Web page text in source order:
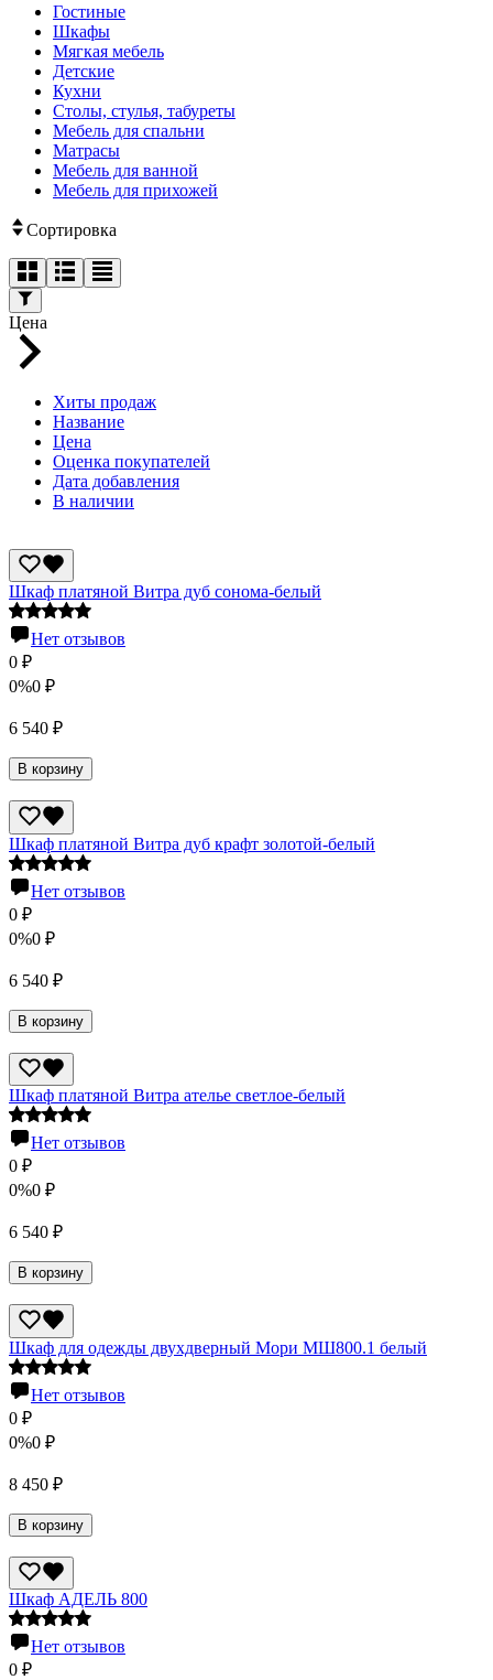
Гостиные
Шкафы
Мягкая мебель
Детские
Кухни
Столы, стулья, табуреты
Мебель для спальни
Матрасы
Мебель для ванной
Мебель для прихожей
Сортировка
Цена
Хиты продаж
Название
Цена
Оценка покупателей
Дата добавления
В наличии
Шкаф платяной Витра дуб сонома-белый
Нет отзывов
0 ₽
0%0 ₽
6 540 ₽
В корзину
Шкаф платяной Витра дуб крафт золотой-белый
Нет отзывов
0 ₽
0%0 ₽
6 540 ₽
В корзину
Шкаф платяной Витра ателье светлое-белый
Нет отзывов
0 ₽
0%0 ₽
6 540 ₽
В корзину
Шкаф для одежды двухдверный Мори МШ800.1 белый
Нет отзывов
0 ₽
0%0 ₽
8 450 ₽
В корзину
Шкаф АДЕЛЬ 800
Нет отзывов
0 ₽